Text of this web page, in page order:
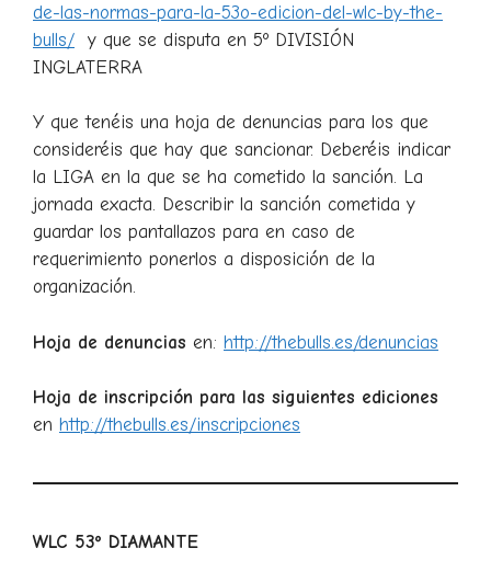
de-las-normas-para-la-53o-edicion-del-wlc-by-the-
bulls/ y que se disputa en 5º DIVISIÓN
INGLATERRA
Y que tenéis una hoja de denuncias para los que
consideréis que hay que sancionar. Deberéis indicar
la LIGA en la que se ha cometido la sanción. La
jornada exacta. Describir la sanción cometida y
guardar los pantallazos para en caso de
requerimiento ponerlos a disposición de la
organización.
Hoja de denuncias en: http://thebulls.es/denuncias
Hoja de inscripción para las siguientes ediciones
en http://thebulls.es/inscripciones
WLC 53º DIAMANTE